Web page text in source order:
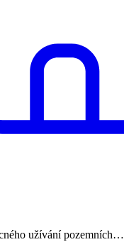
užívání pozemních…